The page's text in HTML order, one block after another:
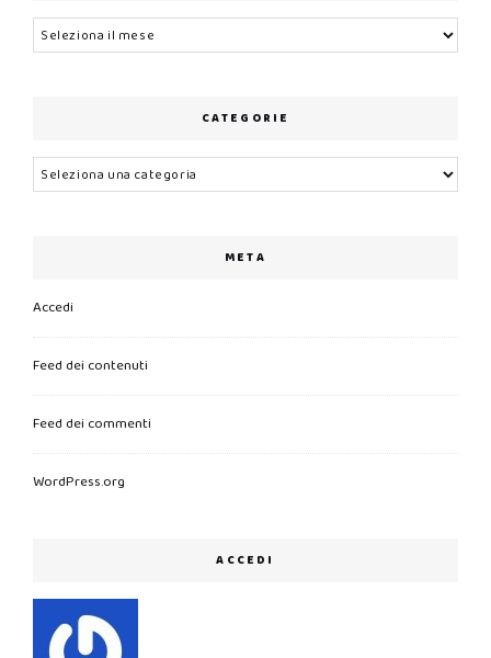
Archivi
CATEGORIE
Categorie
META
Accedi
Feed dei contenuti
Feed dei commenti
WordPress.org
ACCEDI